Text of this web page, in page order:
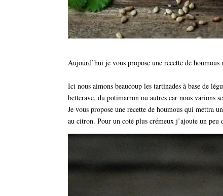
Aujourd’hui je vous propose une recette de
Ici nous aimons beaucoup les tartinades à base de
betterave, du potimarron ou autres car nous varions
Je vous propose une recette de houmous qui mettra
au citron. Pour un coté plus crémeux j’ajoute un